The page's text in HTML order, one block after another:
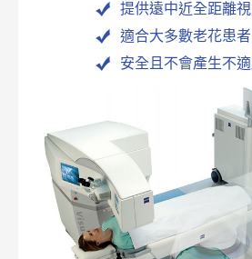
提供遠中近全距離
適合大多數老花患
安全且不會產生不